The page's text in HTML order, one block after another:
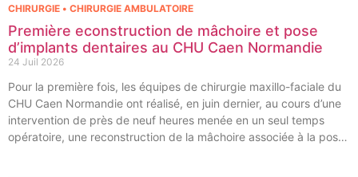
Première econstruction de mâchoire et pose
d’implants dentaires au CHU Caen Normandie
24 Juil 2026
CHIRURGIE • CHIRURGIE AMBULATOIRE
Pour la première fois, les équipes de chirurgie maxillo-faciale du
CHU Caen Normandie ont réalisé, en juin dernier, au cours d’une
intervention de près de neuf heures menée en un seul temps
opératoire, une reconstruction de la mâchoire associée à la pose